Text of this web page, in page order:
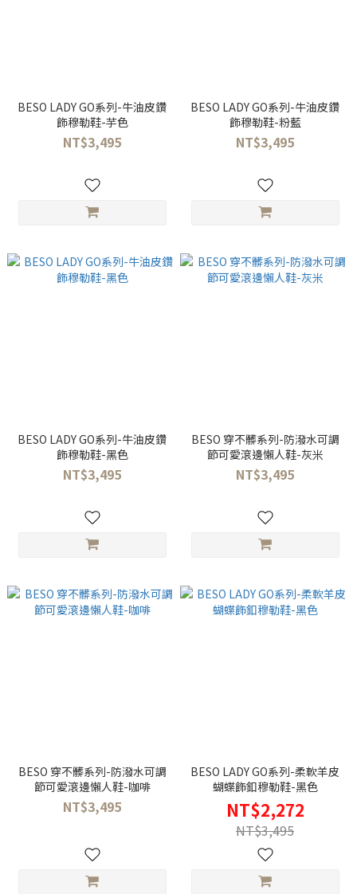
BESO LADY GO系列-牛油皮鑽
飾穆勒鞋-芋色
NT$3,495
BESO LADY GO系列-牛油皮鑽
飾穆勒鞋-粉藍
NT$3,495
BESO LADY GO系列-牛油皮鑽
飾穆勒鞋-黑色
NT$3,495
BESO 穿不髒系列-防潑水可調
節可愛滾邊懶人鞋-灰米
NT$3,495
BESO 穿不髒系列-防潑水可調
節可愛滾邊懶人鞋-咖啡
NT$3,495
BESO LADY GO系列-柔軟羊皮
蝴蝶飾釦穆勒鞋-黑色
NT$2,272
NT$3,495